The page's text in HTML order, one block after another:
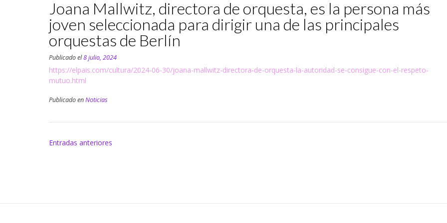
Joana Mallwitz, directora de orquesta, es la persona más
joven seleccionada para dirigir una de las principales
orquestas de Berlín
Publicado el8 julio, 2024
https://elpais.com/cultura/2024-06-30/joana-mallwitz-directora-de-orquesta-la-autoridad-se-consigue-con-el-respeto-
mutuo.html
Publicado enNoticias
Navegación
Entradas anteriores